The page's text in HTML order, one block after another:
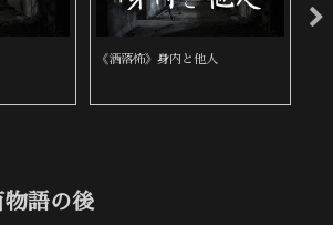
る仕事 《洒落怖》逃げ場がない
物語の後